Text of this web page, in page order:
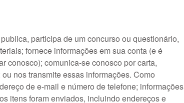
participa de um concurso ou questionário,
fornece informações em sua conta (e é
conosco); comunica-se conosco por carta,
nos transmite essas informações. Como
de e-mail e número de telefone; informações
itens foram enviados, incluindo endereços e